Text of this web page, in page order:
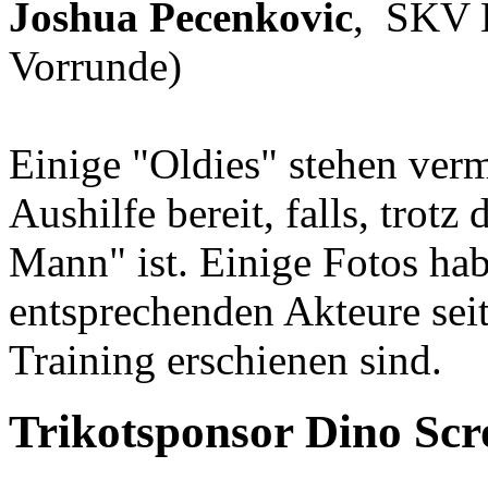
Joshua Pecenkovic, SKV
Vorrunde)
Einige "Oldies" stehen
Aushilfe bereit, falls, trotz
Mann" ist. Einige Fotos
entsprechenden Akteure
Training erschienen sind.
Trikotsponsor Dino